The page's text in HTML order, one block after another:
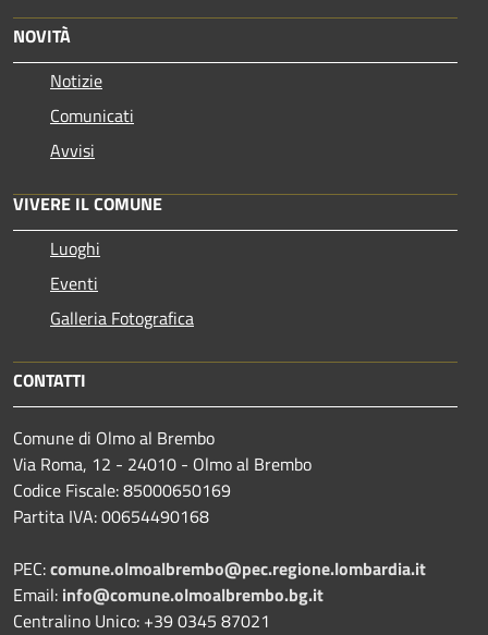
NOVITÀ
Notizie
Comunicati
Avvisi
VIVERE IL COMUNE
Luoghi
Eventi
Galleria Fotografica
CONTATTI
Comune di Olmo al Brembo
Via Roma, 12 - 24010 - Olmo al Brembo
Codice Fiscale: 85000650169
Partita IVA: 00654490168
PEC:comune.olmoalbrembo@pec.regione.lombardia.it
Email: info@comune.olmoalbrembo.bg.it
Centralino Unico: +39 0345 87021